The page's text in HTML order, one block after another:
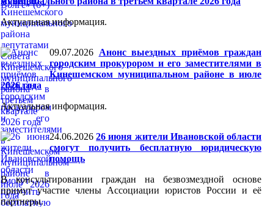
Актуальная информация.
09.07.2026 Анонс выездных приёмов граждан
городским прокурором и его заместителями в
Кинешемском муниципальном районе в июле
2026 года
Актуальная информация.
24.06.2026 26 июня жители Ивановской области
смогут получить бесплатную юридическую
помощь
В консультировании граждан на безвозмездной основе
примут участие члены Ассоциации юристов России и её
партнеры.